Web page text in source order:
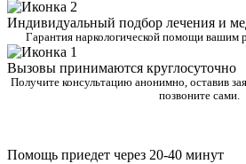
Индивидуальный подбор лечения и
Гарантия наркологической помощи вашим
Вызовы принимаются круглосуточно
Получите консультацию анонимно, оставив
позвоните сами.
Помощь приедет через 20-40 минут